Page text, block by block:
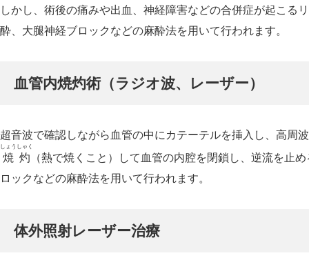
しかし、術後の痛みや出血、神経障害などの合併症が起こる
酔、大腿神経ブロックなどの麻酔法を用いて行われます。
血管内焼灼術（ラジオ波、レーザー）
超音波で確認しながら血管の中にカテーテルを挿入し、高周
焼灼
しょうしゃく
（熱で焼くこと）して血管の内腔を閉鎖し、逆流を止
ロックなどの麻酔法を用いて行われます。
体外照射レーザー治療